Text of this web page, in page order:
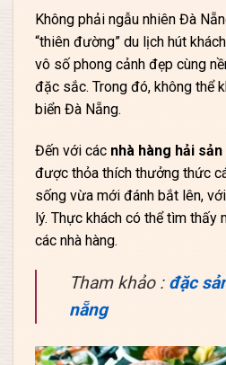
Không phải ngẫu nhiên Đà
“thiên đường” du lịch hút
vô số phong cảnh đẹp cùng
đặc sắc. Trong đó, không thể
biển Đà Nẵng.
Đến với các nhà hàng hải
được thỏa thích thưởng thức
sống vừa mới đánh bắt lên,
lý. Thực khách có thể tìm thấy
các nhà hàng.
Tham khảo : đặc
nẵng